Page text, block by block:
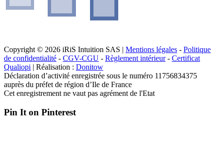
Copyright © 2026 iRiS Intuition SAS | Mentions légales - Politique
de confidentialité - CGV-CGU - Règlement intérieur- Certificat
Qualiopi | Réalisation : Donitow
Déclaration d’activité enregistrée sous le numéro 11756834375
auprès du préfet de région d’Ile de France
Cet enregistrement ne vaut pas agrément de l'Etat
Pin It on Pinterest